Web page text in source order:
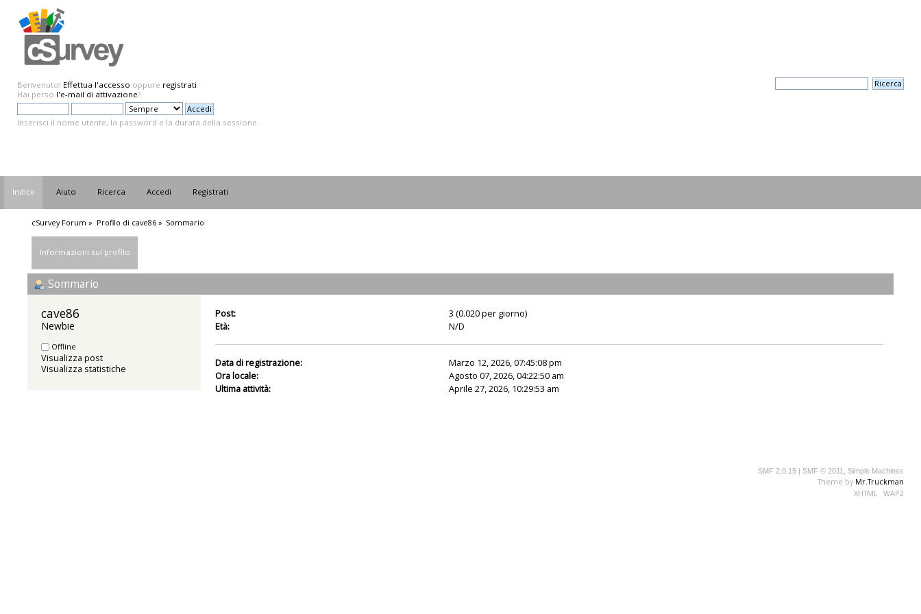
Benvenuto! Effettua l'accesso oppure registrati.
Hai perso l'e-mail di attivazione?
Inserisci il nome utente, la password e la durata della sessione.
Indice Aiuto Ricerca Accedi Registrati
cSurvey Forum » Profilo di cave86» Sommario
Informazioni sul profilo
Sommario
cave86
Newbie
Offline
Visualizza post
Visualizza statistiche
Post:
3 (0.020 per giorno)
Età:
N/D
Data di registrazione:
Marzo 12, 2026, 07:45:08 pm
Ora locale:
Agosto 07, 2026, 04:22:50 am
Ultima attività:
Aprile 27, 2026, 10:29:53 am
SMF 2.0.15 | SMF © 2011 Simple Machines
Theme by Mr.Truckman
XHTML
WAP2